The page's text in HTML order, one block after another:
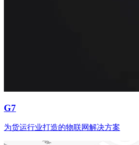
G7
为货运行业打造的物联网解决方案